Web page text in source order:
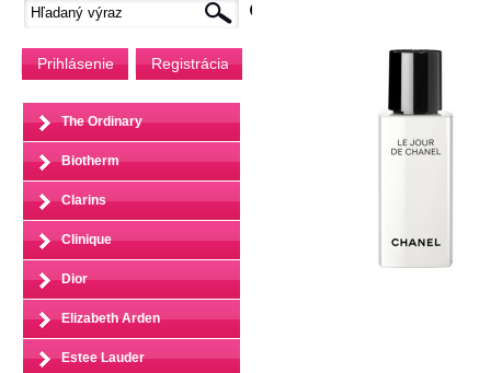
Prihlásenie Registrácia
The Ordinary
Biotherm
Clarins
Clinique
Dior
Elizabeth Arden
Estee Lauder